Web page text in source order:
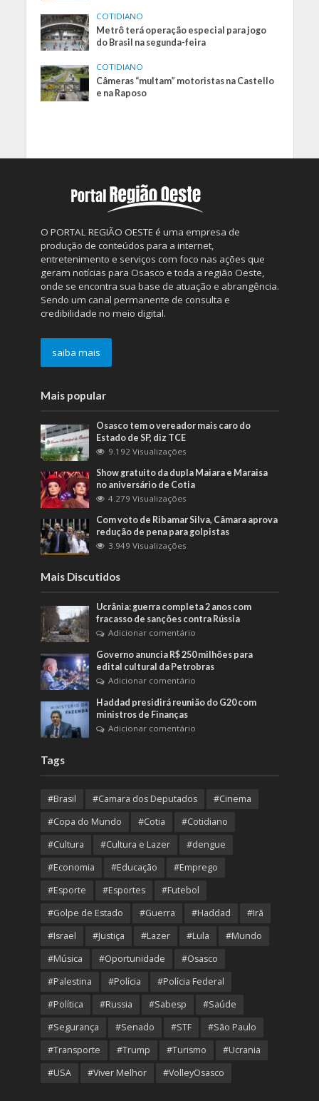
COTIDIANO
Metrô terá operação especial para jogo
do Brasil na segunda-feira
COTIDIANO
Câmeras “multam” motoristas na Castello
e na Raposo
O PORTAL REGIÃO OESTE é uma empresa de
produção de conteúdos para a internet,
entretenimento e serviços com foco nas ações que
geram notícias para Osasco e toda a região Oeste,
onde se encontra sua base de atuação e abrangência.
Sendo um canal permanente de consulta e
credibilidade no meio digital.
saiba mais
Mais popular
Osasco tem o vereador mais caro do
Estado de SP, diz TCE
9.192 Visualizações
Show gratuito da dupla Maiara e Maraisa
no aniversário de Cotia
4.279 Visualizações
Com voto de Ribamar Silva, Câmara aprova
redução de pena para golpistas
3.949 Visualizações
Mais Discutidos
Ucrânia: guerra completa 2 anos com
fracasso de sanções contra Rússia
Adicionar comentário
Governo anuncia R$ 250 milhões para
edital cultural da Petrobras
Adicionar comentário
Haddad presidirá reunião do G20 com
ministros de Finanças
Adicionar comentário
Tags
#Brasil #Camara dos Deputados
#Cinema
#Copa do Mundo
#Cotia
#Cotidiano
#Cultura
#Cultura e Lazer
#dengue
#Economia
#Educação
#Emprego
#Esporte
#Esportes
#Futebol
#Golpe de Estado
#Guerra #Haddad
#Irã
#Israel
#Justiça #Lazer #Lula
#Mundo
#Música
#Oportunidade
#Osasco
#Palestina
#Polícia
#Polícia Federal
#Política
#Russia #Sabesp
#Saúde
#Segurança
#Senado #STF
#São Paulo
#Transporte
#Trump #Turismo
#Ucrania
#USA
#Viver Melhor #VolleyOsasco